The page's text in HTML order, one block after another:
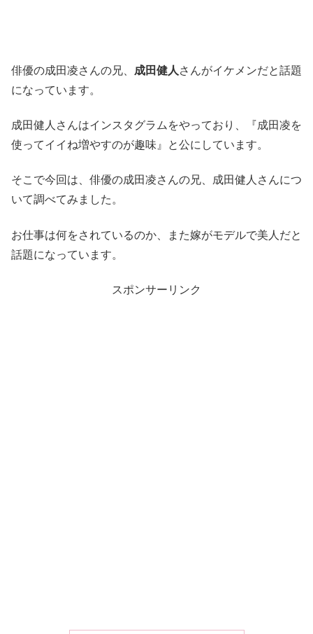
俳優の成田凌さんの兄、 成田健人 さんがイケメンだと話題
になっています。
成田健人さんはインスタグラムをやっており、『成田凌を
使ってイイね増やすのが趣味』と公にしています。
そこで今回は、俳優の成田凌さんの兄、成田健人さんにつ
いて調べてみました。
お仕事は何をされているのか、また嫁がモデルで美人だと
話題になっています。
スポンサーリンク